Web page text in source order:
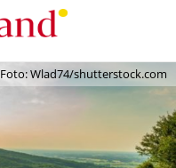
Foto: Wlad74/shutterstock.com